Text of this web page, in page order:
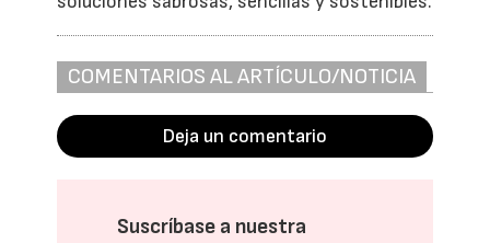
COMENTARIOS AL ARTÍCULO/NOTICIA
Deja un comentario
Suscríbase a nuestra